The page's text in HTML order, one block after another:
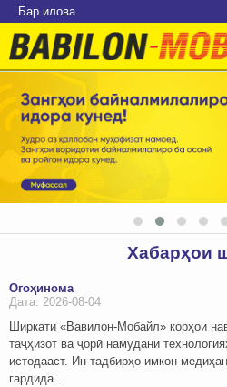
Бар илова
Хабарҳои
Огоҳинома
Дата: 2026-08-04
Ширкати «Вавилон-Мобайл» корҳои
таҷҳизот ва ҷорӣ намудани
истодааст. Ин тадбирҳо имкон
гардида...